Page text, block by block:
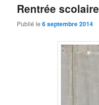
Rentrée scolaire
Publié le6 septembre 2014